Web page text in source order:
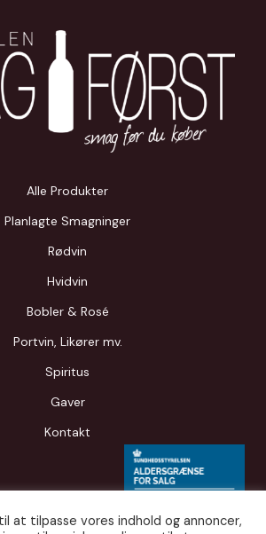
Alle Produkter
Planlagte Smagninger
Rødvin
Hvidvin
Bobler & Rosé
Portvin, Likører mv.
Spiritus
Gaver
Kontakt
at tilpasse vores indhold og annoncer,